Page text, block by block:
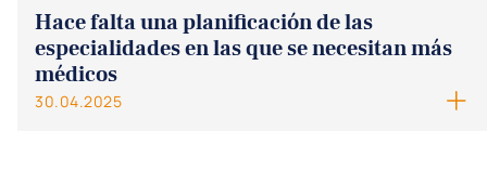
Hace falta una planificación de las
especialidades en las que se necesitan más
médicos
30.04.2025